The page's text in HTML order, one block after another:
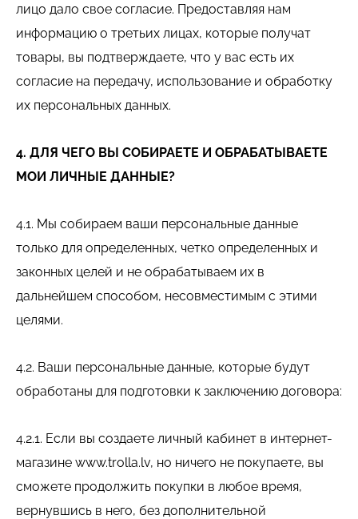
лицо дало свое согласие. Предоставляя нам
информацию о третьих лицах, которые получат
товары, вы подтверждаете, что у вас есть их
согласие на передачу, использование и обработку
их персональных данных.
4. ДЛЯ ЧЕГО ВЫ СОБИРАЕТЕ И ОБРАБАТЫВАЕТЕ
МОИ ЛИЧНЫЕ ДАННЫЕ?
4.1. Мы собираем ваши персональные данные
только для определенных, четко определенных и
законных целей и не обрабатываем их в
дальнейшем способом, несовместимым с этими
целями.
4.2. Ваши персональные данные, которые будут
обработаны для подготовки к заключению договора:
4.2.1. Если вы создаете личный кабинет в интернет-
магазине www.trolla.lv, но ничего не покупаете, вы
сможете продолжить покупки в любое время,
вернувшись в него, без дополнительной